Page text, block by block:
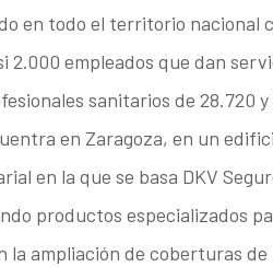
en todo el territorio nacional
2.000 empleados que dan
sanitarios de 28.720
en Zaragoza, en un
en la que se basa DKV
productos especializados
la ampliación de coberturas